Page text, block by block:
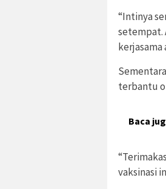
“Intinya
setempat.
kerjasama
terbantu
Baca
vaksinasi